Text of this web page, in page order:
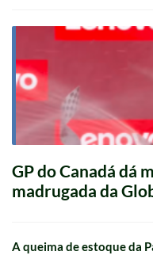
GP do Canadá dá
madrugada da
A queima de estoque da